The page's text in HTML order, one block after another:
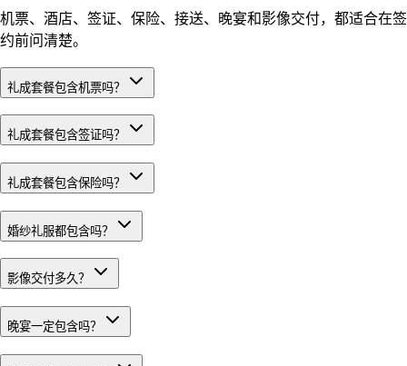
机票、酒店、签证、保险、接送、晚宴和影像交付，都适合在签
约前问清楚。
礼成套餐包含机票吗？
礼成套餐包含签证吗？
礼成套餐包含保险吗？
婚纱礼服都包含吗？
影像交付多久？
晚宴一定包含吗？